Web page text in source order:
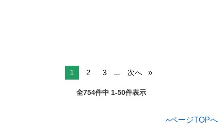
1 2 3 ... 次へ
全754件中 1-50件表示
ページTOPへ